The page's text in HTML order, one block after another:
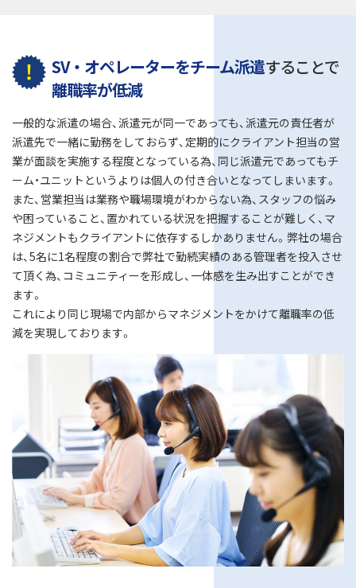
SV・オペレーターをチーム派遣することで
離職率が低減
一般的な派遣の場合、派遣元が同一であっても、派遣元の責任者が
派遣先で一緒に勤務をしておらず、定期的にクライアント担当の営
業が面談を実施する程度となっている為、同じ派遣元であってもチ
ーム・ユニットというよりは個人の付き合いとなってしまいます。
また、営業担当は業務や職場環境がわからない為、スタッフの悩み
や困っていること、置かれている状況を把握することが難しく、マ
ネジメントもクライアントに依存するしかありません。弊社の場合
は、5名に1名程度の割合で弊社で勤続実績のある管理者を投入させ
て頂く為、コミュニティーを形成し、一体感を生み出すことができ
ます。
これにより同じ現場で内部からマネジメントをかけて離職率の低
減を実現しております。